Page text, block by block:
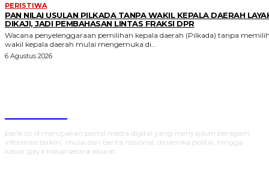
PERISTIWA
PAN NILAI USULAN PILKADA TANPA WAKIL KEPALA DAERAH
DIKAJI, JADI PEMBAHASAN LINTAS FRAKSI DPR
Wacana penyelenggaraan pemilihan kepala daerah (Pilkada) tanpa
wakil kepala daerah mulai mengemuka di...
6 Agustus 2026
parle.co.id merupakan portal media digital yang menyajikan beragam
informasi terkini, mulai dari berita nasional, dinamika politik, hingga
kabar gaya hidup secara akurat.